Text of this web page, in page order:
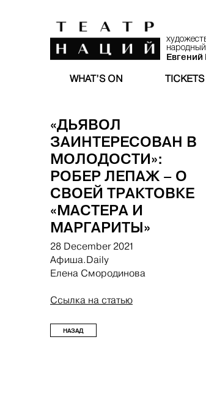
WHAT’S ON TICKETS
«ДЬЯВОЛ
ЗАИНТЕРЕСОВАН В
МОЛОДОСТИ»:
РОБЕР ЛЕПАЖ – О
СВОЕЙ ТРАКТОВКЕ
«МАСТЕРА И
МАРГАРИТЫ»
28 December 2021
Афиша.Daily
Елена Смородинова
Ссылка на статью
НАЗАД